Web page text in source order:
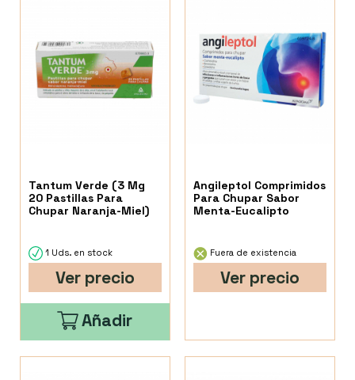
Tantum Verde (3 Mg
20 Pastillas Para
Chupar Naranja-Miel)
1 Uds. en stock
Ver precio
Añadir
Angileptol Comprimidos
Para Chupar Sabor
Menta-Eucalipto
Fuera de existencia
Ver precio